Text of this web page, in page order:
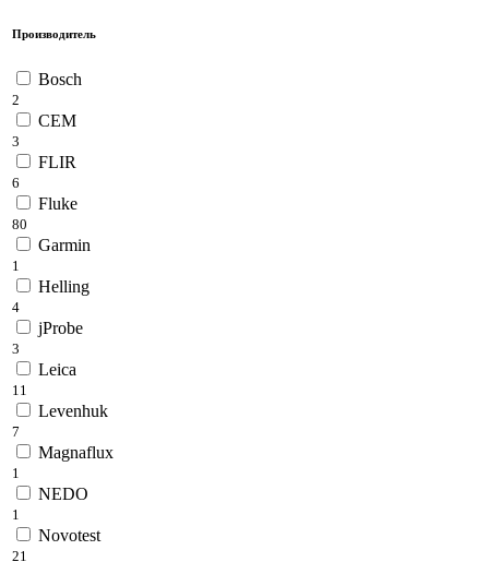
Производитель
Bosch
2
CEM
3
FLIR
6
Fluke
80
Garmin
1
Helling
4
jProbe
3
Leica
11
Levenhuk
7
Magnaflux
1
NEDO
1
Novotest
21